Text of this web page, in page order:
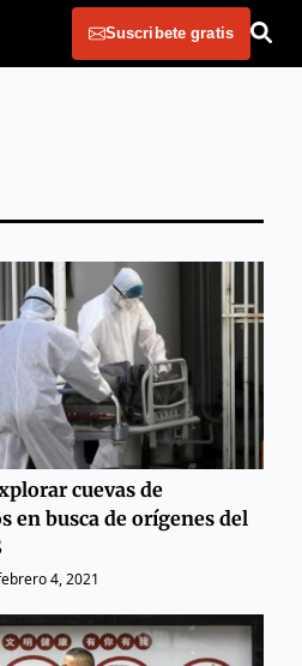
Suscribete gratis
cuevas de
en busca de orígenes del
4, 2021